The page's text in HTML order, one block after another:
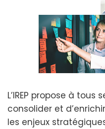
L’IREP propose à tous
consolider et
les enjeux